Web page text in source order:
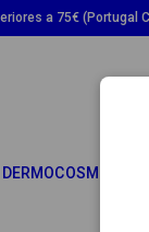
a 75€ (Portugal
DERMOCOSMÉTICA